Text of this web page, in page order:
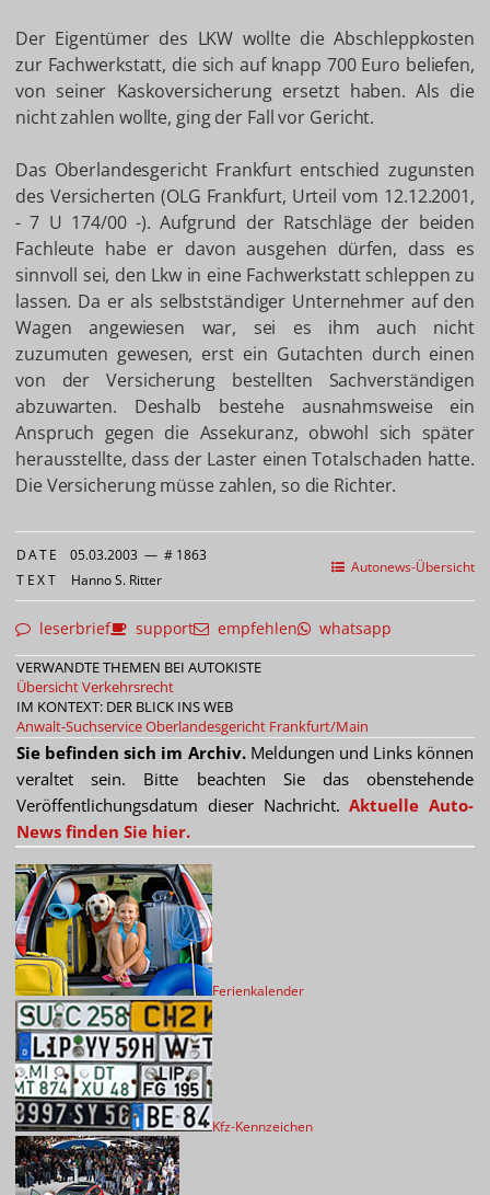
Der Eigentümer des LKW wollte die Abschleppkosten
zur Fachwerkstatt, die sich auf knapp 700 Euro beliefen,
von seiner Kaskoversicherung ersetzt haben. Als die
nicht zahlen wollte, ging der Fall vor Gericht.
Das Oberlandesgericht Frankfurt entschied zugunsten
des Versicherten (OLG Frankfurt, Urteil vom 12.12.2001,
- 7 U 174/00 -). Aufgrund der Ratschläge der beiden
Fachleute habe er davon ausgehen dürfen, dass es
sinnvoll sei, den Lkw in eine Fachwerkstatt schleppen zu
lassen. Da er als selbstständiger Unternehmer auf den
Wagen angewiesen war, sei es ihm auch nicht
zuzumuten gewesen, erst ein Gutachten durch einen
von der Versicherung bestellten Sachverständigen
abzuwarten. Deshalb bestehe ausnahmsweise ein
Anspruch gegen die Assekuranz, obwohl sich später
herausstellte, dass der Laster einen Totalschaden hatte.
Die Versicherung müsse zahlen, so die Richter.
Autonews-Übersicht
DATE 05.03.2003 — # 1863
TEXT Hanno S. Ritter
leserbrief support empfehlen whatsapp
VERWANDTE THEMEN BEI AUTOKISTE
Übersicht Verkehrsrecht
IM KONTEXT: DER BLICK INS WEB
Anwalt-SuchserviceOberlandesgericht Frankfurt/Main
Sie befinden sich im Archiv.Meldungen und Links können
veraltet sein. Bitte beachten Sie das obenstehende
Veröffentlichungsdatum dieser Nachricht.Aktuelle Auto-
News finden Sie hier.
Ferienkalender
Kfz-Kennzeichen